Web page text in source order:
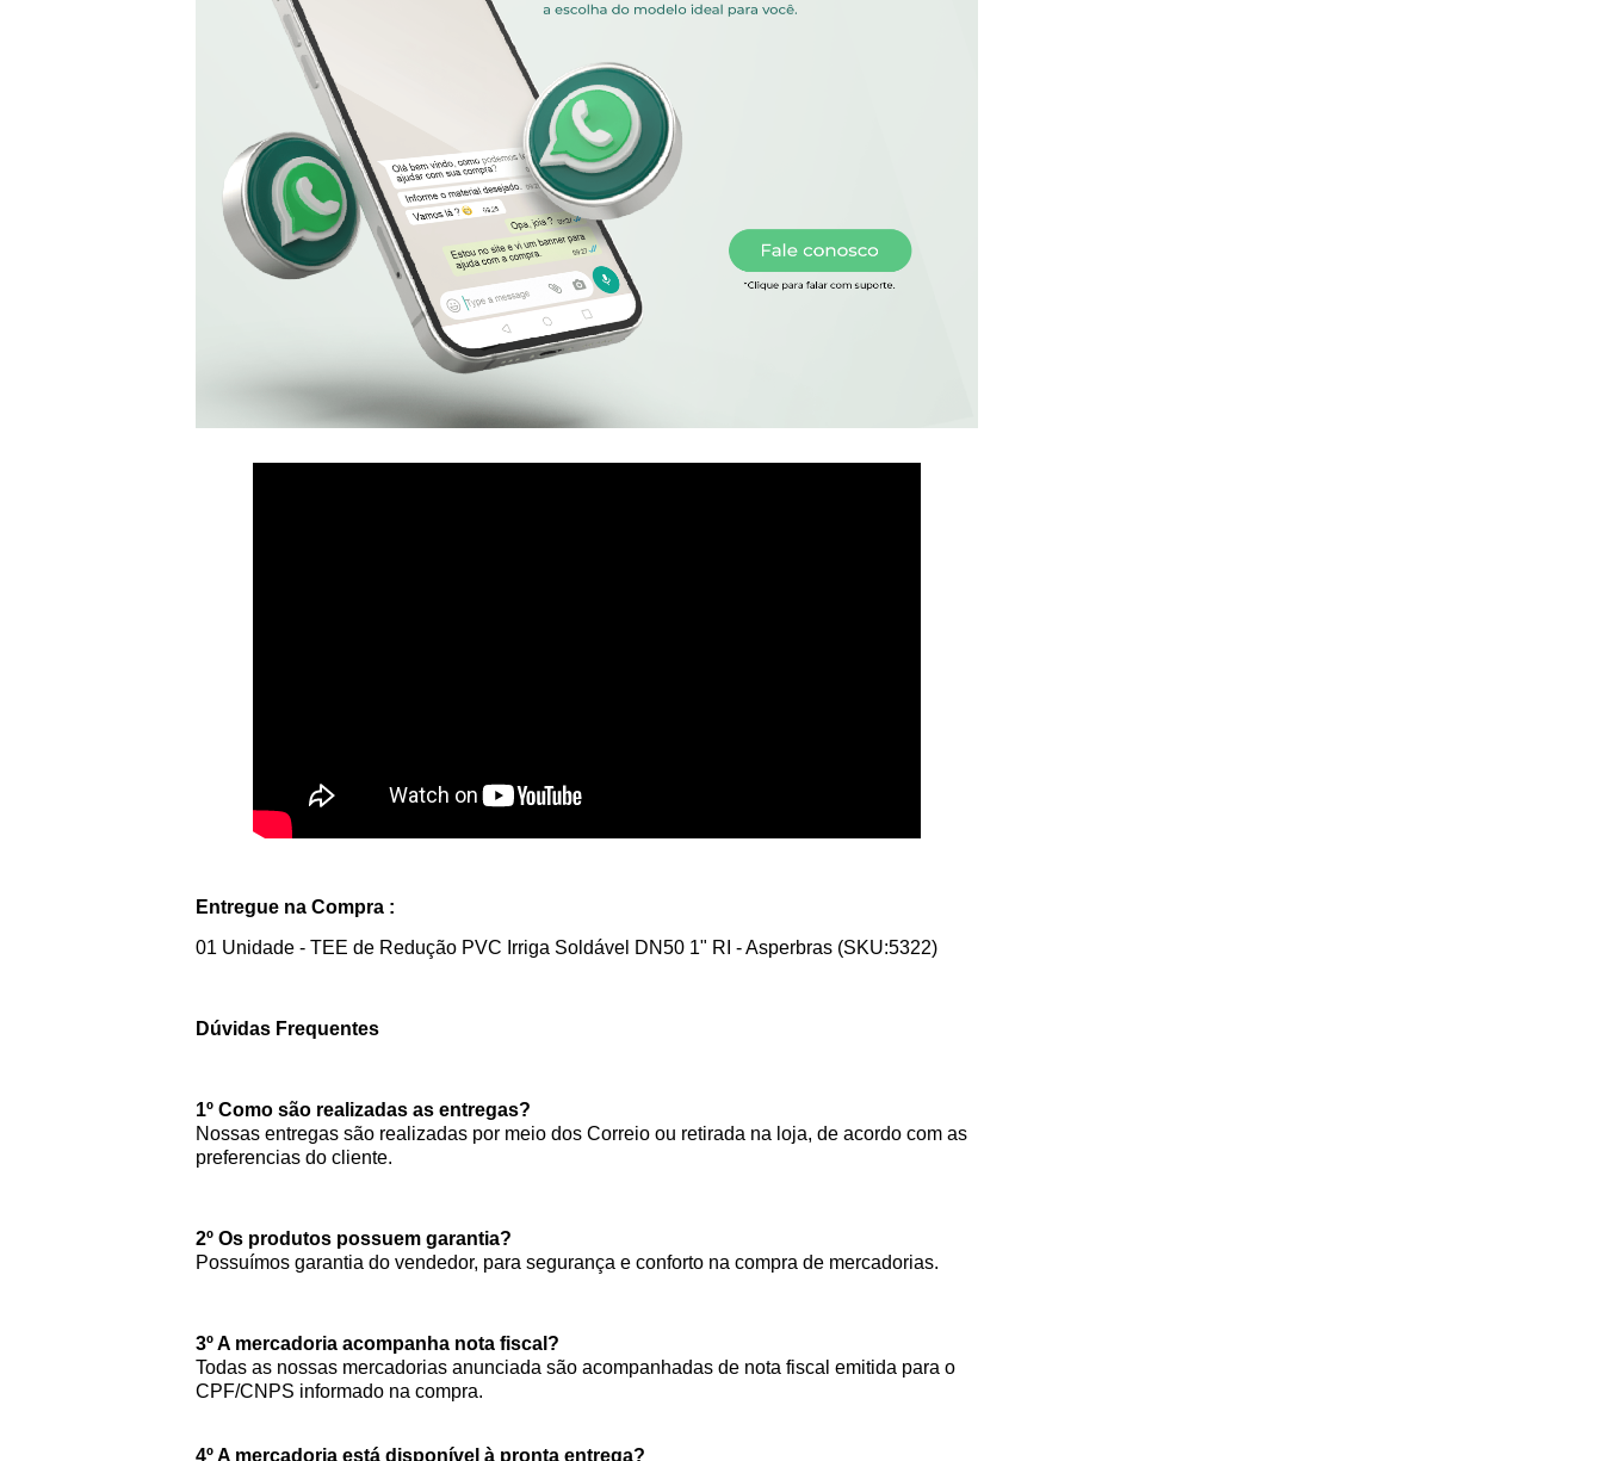
Entregue na Compra :
01 Unidade - TEE de Redução PVC Irriga Soldável DN50 1" RI - Asperbras (SKU:5322)
Dúvidas Frequentes
1º Como são realizadas as entregas?
Nossas entregas são realizadas por meio dos Correio ou retirada na loja, de acordo com as
preferencias do cliente.
2º Os produtos possuem garantia?
Possuímos garantia do vendedor, para segurança e conforto na compra de mercadorias.
3º A mercadoria acompanha nota fiscal?
Todas as nossas mercadorias anunciada são acompanhadas de nota fiscal emitida para o
CPF/CNPS informado na compra.
4º A mercadoria está disponível à pronta entrega?